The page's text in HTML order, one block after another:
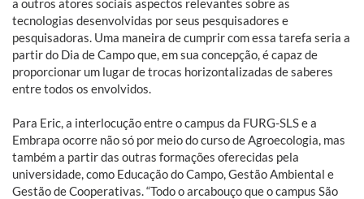
a outros atores sociais aspectos relevantes sobre as
tecnologias desenvolvidas por seus pesquisadores e
pesquisadoras. Uma maneira de cumprir com essa tarefa seria a
partir do Dia de Campo que, em sua concepção, é capaz de
proporcionar um lugar de trocas horizontalizadas de saberes
entre todos os envolvidos.
Para Eric, a interlocução entre o campus da FURG-SLS e a
Embrapa ocorre não só por meio do curso de Agroecologia, mas
também a partir das outras formações oferecidas pela
universidade, como Educação do Campo, Gestão Ambiental e
Gestão de Cooperativas. “Todo o arcabouço que o campus São